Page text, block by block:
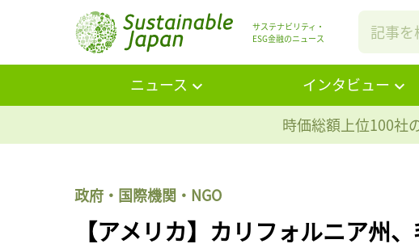
サステナビリティ・
ESG金融のニュース
ニュース インタビュー
時価総額上位100社
政府・国際機関・NGO
【アメリカ】カリフォルニア州